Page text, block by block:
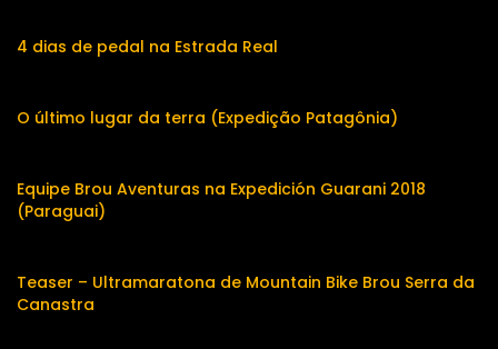
4 dias de pedal na Estrada Real
O último lugar da terra (Expedição Patagônia)
Equipe Brou Aventuras na Expedición Guarani 2018
(Paraguai)
Teaser – Ultramaratona de Mountain Bike Brou Serra da
Canastra